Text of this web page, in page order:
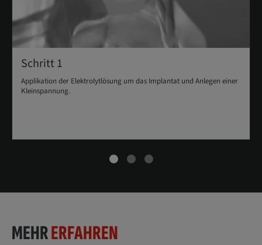
Schritt 1
Applikation der Elektrolytlösung um das Implantat und Anlegen einer
Kleinspannung.
MEHRERFAHREN